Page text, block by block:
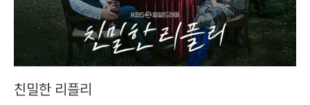
친밀한 리플리